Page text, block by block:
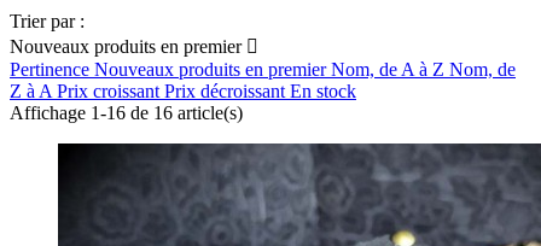
Trier par :
Nouveaux produits en premier 
Pertinence Nouveaux produits en premierNom, de A à Z Nom, de
Z à A Prix croissant Prix décroissant En stock
Affichage 1-16 de 16 article(s)